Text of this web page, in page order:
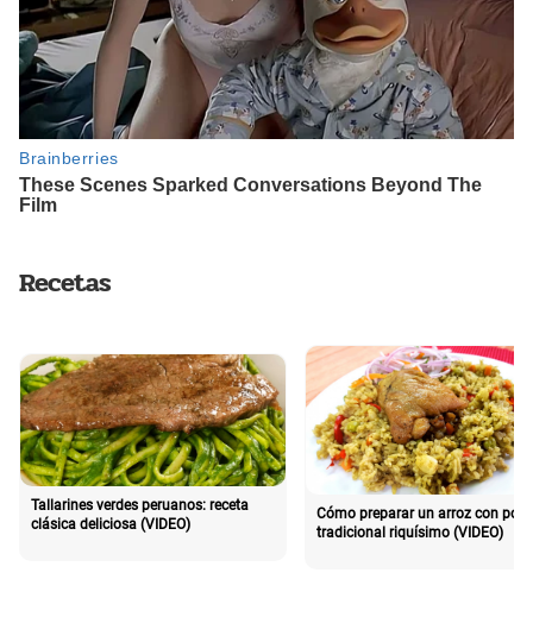
Recetas
Tallarines verdes peruanos: receta
clásica deliciosa (VIDEO)
Cómo preparar un arroz con pollo
tradicional riquísimo (VIDEO)